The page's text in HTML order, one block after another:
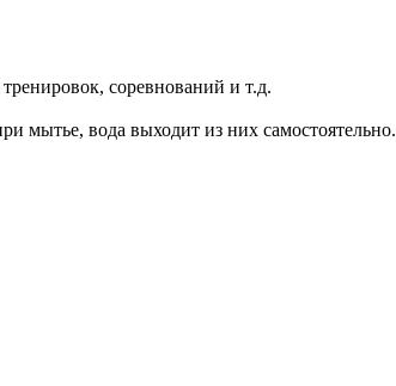
соревнований и т.д.
мытье, вода выходит из них самостоятельно.